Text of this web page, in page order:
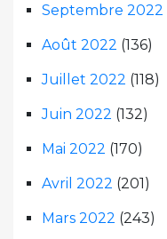
Septembre 2022
Août 2022 (136)
Juillet 2022 (118)
Juin 2022 (132)
Mai 2022 (170)
Avril 2022 (201)
Mars 2022 (243)